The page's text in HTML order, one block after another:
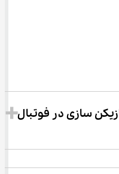
سازی در فوتبال